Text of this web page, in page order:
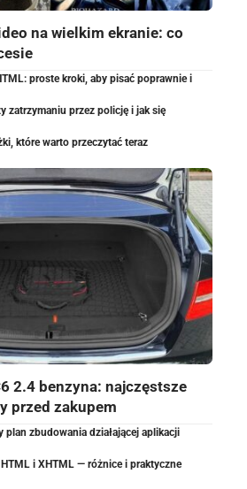
na wielkim ekranie: co
proste kroki, aby pisać poprawnie i
zatrzymaniu przez policję i jak się
które warto przeczytać teraz
2.4 benzyna: najczęstsze
przed zakupem
plan zbudowania działającej aplikacji
i XHTML — różnice i praktyczne